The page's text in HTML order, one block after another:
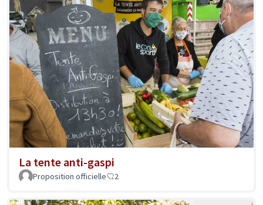
La tente anti-gaspi
Proposition officielle 2